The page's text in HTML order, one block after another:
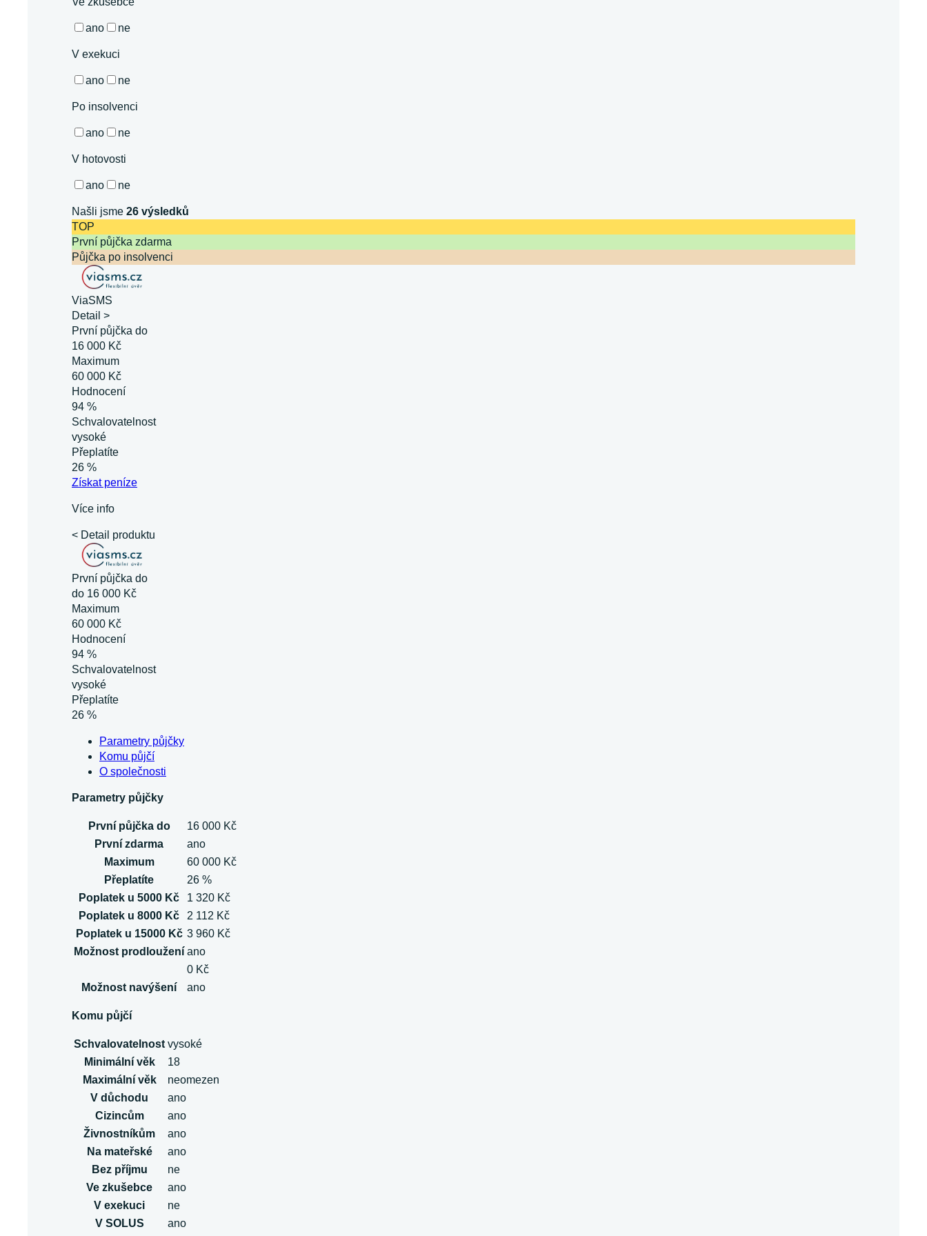
ano ne
V exekuci
ano ne
Po insolvenci
ano ne
V hotovosti
ano ne
Našli jsme 26 výsledků
TOP
První půjčka zdarma
Půjčka po insolvenci
ViaSMS
Detail >
První půjčka do
16 000 Kč
Maximum
60 000 Kč
Hodnocení
94 %
Schvalovatelnost
vysoké
Přeplatíte
26 %
Získatpeníze
Více info
< Detail produktu
První půjčka do
do 16 000 Kč
Maximum
60 000 Kč
Hodnocení
94 %
Schvalovatelnost
vysoké
Přeplatíte
26 %
Parametry půjčky
Komu půjčí
O společnosti
Parametry půjčky
První půjčka do
16 000 Kč
První zdarma
ano
Maximum
60 000 Kč
Přeplatíte
26 %
Poplatek u 5000 Kč
1 320 Kč
Poplatek u 8000 Kč
2 112 Kč
Poplatek u 15000 Kč 3 960 Kč
Možnost prodloužení ano
0 Kč
Možnost navýšení
ano
Komu půjčí
Schvalovatelnost vysoké
Minimální věk
18
Maximální věk
neomezen
V důchodu
ano
Cizincům
ano
Živnostníkům
ano
Na mateřské
ano
Bez příjmu
ne
Ve zkušebce
ano
V exekuci
ne
V SOLUS
ano